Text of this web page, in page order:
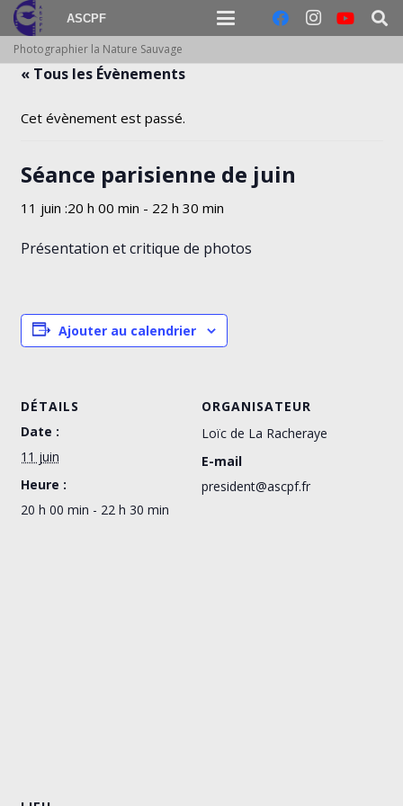
ASCPF
Photographier la Nature Sauvage
« Tous les Évènements
Cet évènement est passé.
Séance parisienne de juin
11 juin :20 h 00 min - 22 h 30 min
Présentation et critique de photos
Ajouter au calendrier
DÉTAILS
Date :
11 juin
Heure :
20 h 00 min - 22 h 30 min
ORGANISATEUR
Loïc de La Racheraye
E-mail
president@ascpf.fr